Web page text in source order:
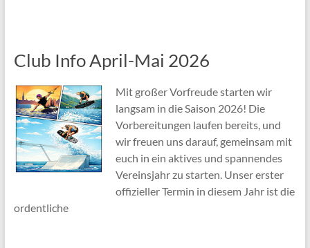
Club Info April-Mai 2026
Mit großer Vorfreude starten wir
langsam in die Saison 2026! Die
Vorbereitungen laufen bereits, und
wir freuen uns darauf, gemeinsam mit
euch in ein aktives und spannendes
Vereinsjahr zu starten. Unser erster
offizieller Termin in diesem Jahr ist die
ordentliche